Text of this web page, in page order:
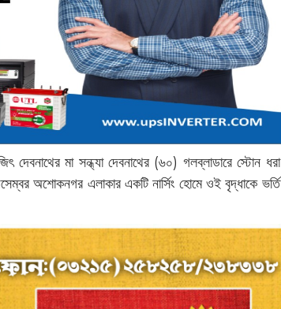
দেবনাথের মা সন্ধ্যা দেবনাথের (‌৬০)‌ গলব্লাডারে স্টোন ধরা
অশোকনগর এলাকার একটি নার্সিং হোমে ওই বৃদ্ধাকে ভর্তি